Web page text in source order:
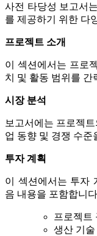
사전 타당성 보고서
를 제공하기 위한 다
프로젝트 소개
이 섹션에서는 프로
치 및 활동 범위를 간
시장 분석
보고서에는 프로젝
업 동향 및 경쟁 수준
투자 계획
이 섹션에서는 투자
음 내용을 포함합니
프로젝트
생산 기